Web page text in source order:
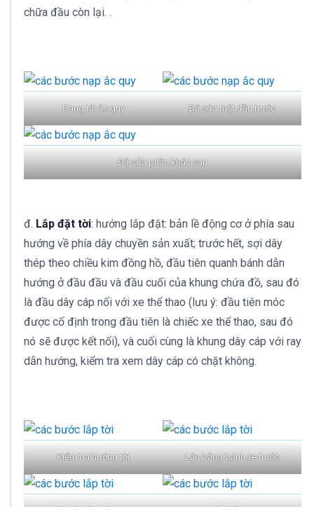
chữa đầu còn lại. .
Đang tải ắc quy Đã sửa một đầu trước
Đã sửa phần khác sau
đ. Lắp đặt tời: hướng lắp đặt: bản lề động cơ ở phía sau
hướng về phía dây chuyền sản xuất; trước hết, sợi dây
thép theo chiều kim đồng hồ, đầu tiên quanh bánh dẫn
hướng ở đầu đầu và đầu cuối của khung chứa đồ, sau đó
là đầu dây cáp nối với xe thể thao (lưu ý: đầu tiên móc
được cố định trong đầu tiên là chiếc xe thể thao, sau đó
nó sẽ được kết nối), và cuối cùng là khung dây cáp với ray
dẫn hướng, kiểm tra xem dây cáp có chặt không.
Kiểm tra hướng tời Lăn bằng bánh xe trước